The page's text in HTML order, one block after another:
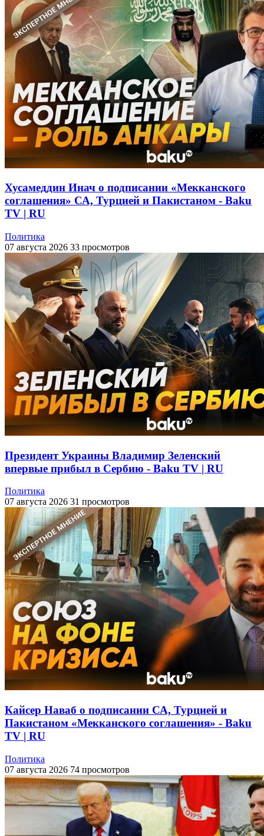
Хусамеддин Инач о подписании «Мекканского
соглашения» СА, Турцией и Пакистаном - Baku
TV | RU
Политика
07 августа 2026 33 просмотров
Президент Украины Владимир Зеленский
впервые прибыл в Сербию - Baku TV | RU
Политика
07 августа 2026 31 просмотров
Кайсер Наваб о подписании СА, Турцией и
Пакистаном «Мекканского соглашения» - Baku
TV | RU
Политика
07 августа 2026 74 просмотров